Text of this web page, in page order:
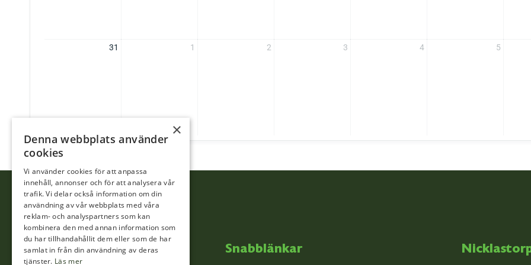
31 1 2 3 4 5
Snabblänkar
×
Denna webbplats använder
cookies
Vi använder cookies för att anpassa
innehåll, annonser och för att analysera vår
trafik. Vi delar också information om din
användning av vår webbplats med våra
reklam- och analyspartners som kan
kombinera den med annan information som
du har tillhandahållit dem eller som de har
samlat in från din användning av deras
tjänster. Läs mer